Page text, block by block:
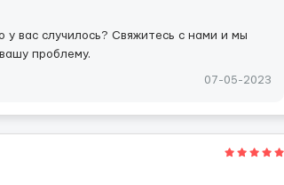
у вас случилось? Свяжитесь с нами и мы
проблему.
07-05-2023